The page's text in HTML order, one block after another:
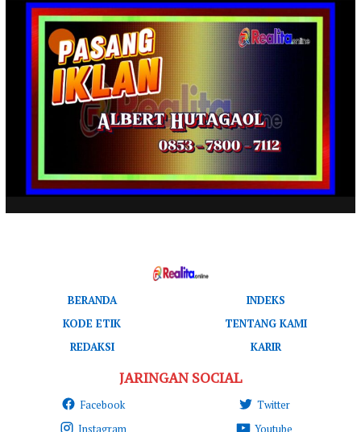
BERANDA
INDEKS
KODE ETIK
TENTANG KAMI
REDAKSI
KARIR
JARINGAN SOCIAL
Facebook
Twitter
Instagram
Youtube